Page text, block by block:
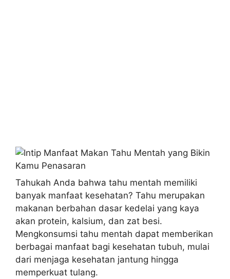
Tahukah Anda bahwa tahu mentah memiliki
banyak manfaat kesehatan? Tahu merupakan
makanan berbahan dasar kedelai yang kaya
akan protein, kalsium, dan zat besi.
Mengkonsumsi tahu mentah dapat memberikan
berbagai manfaat bagi kesehatan tubuh, mulai
dari menjaga kesehatan jantung hingga
memperkuat tulang.